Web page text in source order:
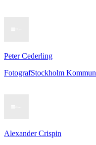
Peter Cederling
FotografStockholm Kommun
Alexander Crispin